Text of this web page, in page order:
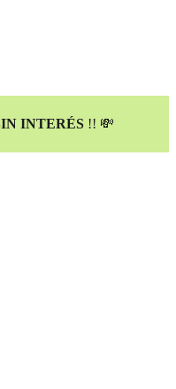
INTERÉS !! 💸